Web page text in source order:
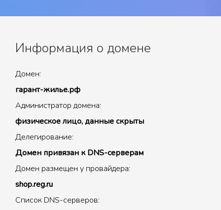
Информация о домене
Домен:
гарант-жилье.рф
Администратор домена:
физическое лицо, данные скрыты
Делегирование:
Домен привязан к DNS-серверам
Домен размещен у провайдера:
shop.reg.ru
Список DNS-серверов: